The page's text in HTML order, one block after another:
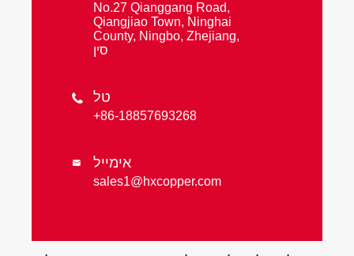
No.27 Qianggang Road,
Qiangjiao Town, Ninghai
County, Ningbo, Zhejiang,
סין
 טל
+86-18857693268
 אימייל
sales1@hxcopper.com